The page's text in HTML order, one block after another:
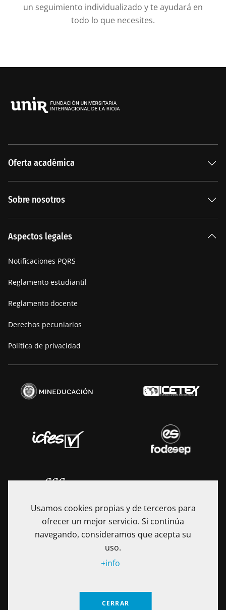
un seguimiento individualizado y te ayudará en
todo lo que necesites.
Oferta académica
Sobre nosotros
Manifiesto
Aspectos legales
Notificaciones PQRS
Reglamento estudiantil
Reglamento docente
Derechos pecuniarios
Política de privacidad
La Fundación Universitaria Internacional de La Rioja - UNIR es
inspección y vigilancia del Ministerio de Educación Nacional
de Colombia. Reconocimiento de personería jurídica
Usamos cookies propias y de terceros para
ofrecer un mejor servicio. Si continúa
navegando, consideramos que acepta su
uso.
CERRAR
+info